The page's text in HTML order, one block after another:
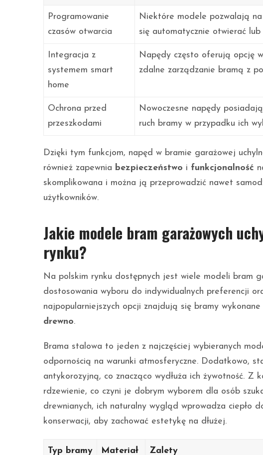
Programowanie
czasów otwarcia
Niektóre modele pozwalają
się automatycznie otwierać lub
Integracja z
systemem smart
home
Napędy często oferują opcję
zdalne zarządzanie bramą z
Ochrona przed
przeszkodami
Nowoczesne napędy
ruch bramy w przypadku ich
Dzięki tym funkcjom, napęd w bramie garażowej
również zapewnia bezpieczeństwo i funkcjonalność
skomplikowana i można ją przeprowadzić nawet
użytkowników.
Jakie modele bram garażowych
rynku?
Na polskim rynku dostępnych jest wiele modeli bram
dostosowania wyboru do indywidualnych preferencji
najpopularniejszych opcji znajdują się bramy
drewno.
Brama stalowa to jeden z najczęściej wybieranych
odpornością na warunki atmosferyczne. Dodatkowo,
antykorozyjną, co znacząco wydłuża ich żywotność.
rdzewienie, co czyni je dobrym wyborem dla osób
drewnianych, ich naturalny wygląd wprowadza ciepło
konserwacji, aby zachować estetykę na dłużej.
Typ bramy Materiał Zalety